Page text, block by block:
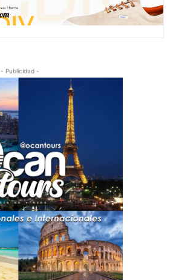
- Publicidad -